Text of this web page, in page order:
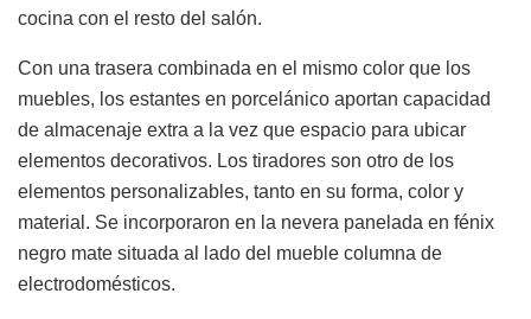
cocina con el resto del salón.
Con una trasera combinada en el mismo color que los
muebles, los estantes en porcelánico aportan capacidad
de almacenaje extra a la vez que espacio para ubicar
elementos decorativos. Los tiradores son otro de los
elementos personalizables, tanto en su forma, color y
material. Se incorporaron en la nevera panelada en fénix
negro mate situada al lado del mueble columna de
electrodomésticos.